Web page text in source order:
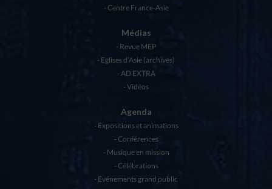
Centre France-Asie
Médias
Revue MEP
Eglises d’Asie (archives)
AD EXTRA
Vidéos
Agenda
Expositions et animations
Conférences
Musique en mission
Célébrations
Evénements grand public